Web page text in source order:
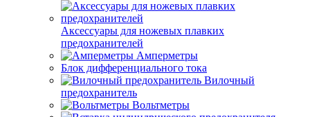
Аксессуары для ножевых плавких
предохранителей
Амперметры
Блок дифференциального тока
Вилочный
предохранитель
Вольтметры